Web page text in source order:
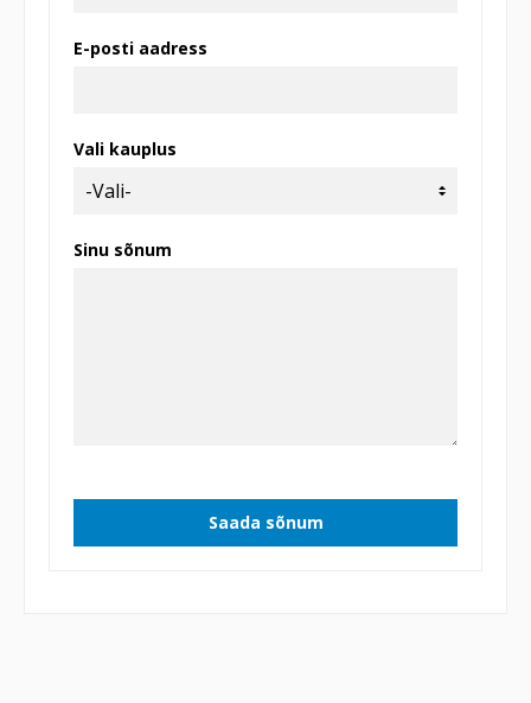
E-posti aadress
Vali kauplus
Sinu sõnum
Saada sõnum